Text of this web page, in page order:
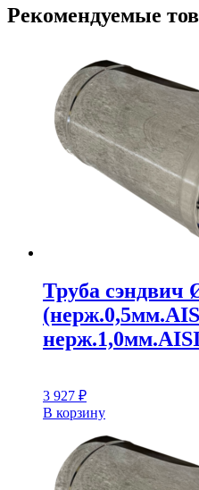
Рекомендуемые
Труба сэндвич
3 927 ₽
В корзину